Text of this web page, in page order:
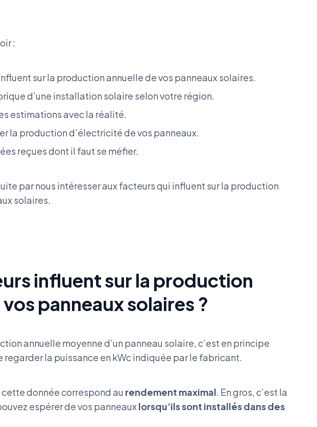
:
sur la production annuelle de vos panneaux solaires.
d’une installation solaire selon votre région.
estimations avec la réalité.
la production d’électricité de vos panneaux.
reçues dont il faut se méfier.
par nous intéresser aux facteurs qui influent sur la production
solaires.
influent sur la production
panneaux solaires ?
annuelle moyenne d’un panneau solaire, c’est en principe
regarder la puissance en kWc indiquée par le fabricant.
donnée correspond au rendement maximal. En gros, c’est la
espérer de vos panneauxlorsqu’ils sont installés dans des